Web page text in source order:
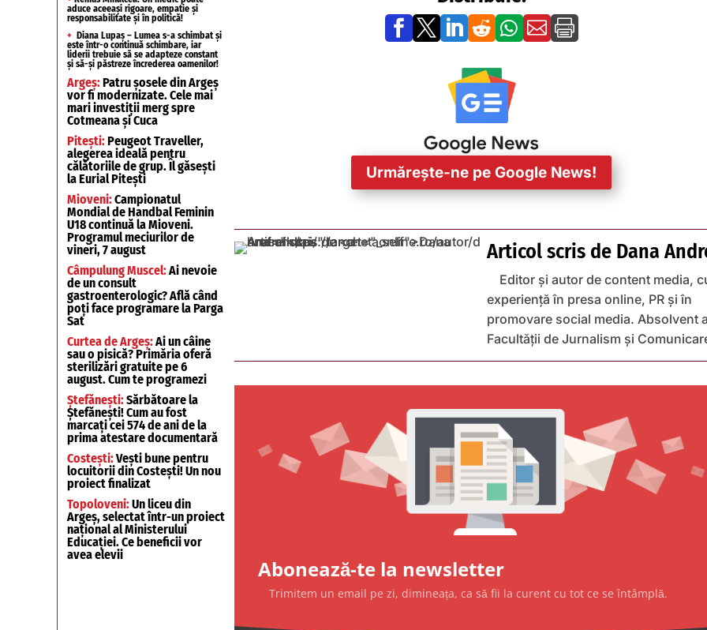
aduce aceeași rigoare, empatie și
responsabilitate și în politică!
+ Diana Lupaș – Lumea s-a schimbat și
este într-o continuă schimbare, iar
liderii trebuie să se adapteze constant
și să-și păstreze încrederea oamenilor!
Argeș:Patru șosele din Argeș
vor fi modernizate. Cele mai
mari investiții merg spre
Cotmeana și Cuca
Pitești:Peugeot Traveller,
alegerea ideală pentru
călătoriile de grup. Îl găsești
la Eurial Pitești
Mioveni:Campionatul
Mondial de Handbal Feminin
U18 continuă la Mioveni.
Programul meciurilor de
vineri, 7 august
Câmpulung Muscel:Ai nevoie
de un consult
gastroenterologic? Află când
poți face programare la Parga
Sat
Curtea de Argeș:Ai un câine
sau o pisică? Primăria oferă
sterilizări gratuite pe 6
august. Cum te programezi
Ștefănești:Sărbătoare la
Ștefănești! Cum au fost
marcați cei 574 de ani de la
prima atestare documentară
Costești:Vești bune pentru
locuitorii din Costești! Un nou
proiect finalizat
Topoloveni:Un liceu din
Argeș, selectat într-un proiect
național al Ministerului
Educației. Ce beneficii vor
avea elevii
      
Urmărește-ne pe Google News!
Articol scris de Dana
Editor și autor de content media,
experiență în presa online, PR și în
promovare social media. Absolvent
Facultății de Jurnalism și
Abonează-te la newsletter
Trimitem un email pe zi, dimineața, ca să fii la curent cu tot ce se întâmplă.